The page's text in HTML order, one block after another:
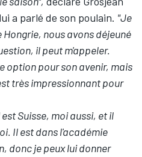
lui a parlé de son poulain. "Je
Hongrie, nous avons déjeuné
il peut m'appeler.
option pour son avenir, mais
très impressionnant pour
Suisse, moi aussi, et il
Il est dans l'académie
donc je peux lui donner